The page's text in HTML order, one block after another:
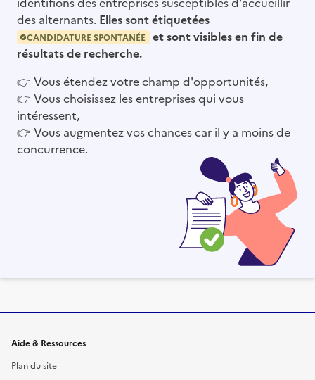
des alternants. Elles sont étiquetées
CANDIDATURE SPONTANÉE
et sont visibles en fin de
résultats de recherche.
👉 Vous étendez votre champ d'opportunités,
👉 Vous choisissez les entreprises qui vous
intéressent,
👉 Vous augmentez vos chances car il y a moins de
concurrence.
Informations et liens du site
Aide & Ressources
Plan du site